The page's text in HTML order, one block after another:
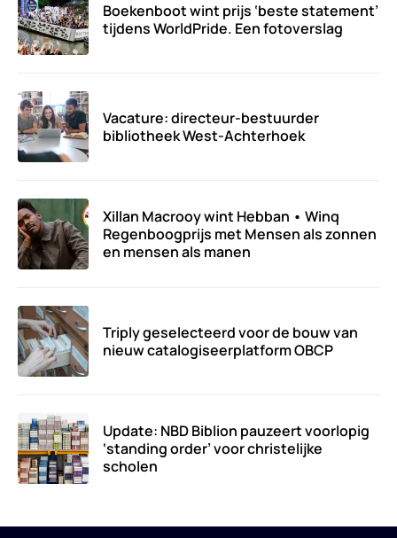
Boekenboot wint prijs ‘beste statement’
tijdens WorldPride. Een fotoverslag
Vacature: directeur-bestuurder
bibliotheek West-Achterhoek
Xillan Macrooy wint Hebban • Winq
Regenboogprijs met Mensen als zonnen
en mensen als manen
Triply geselecteerd voor de bouw van
nieuw catalogiseerplatform OBCP
Update: NBD Biblion pauzeert voorlopig
‘standing order’ voor christelijke
scholen